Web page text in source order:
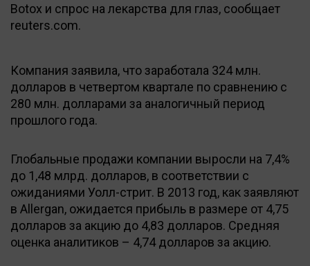
Botox и спрос на лекарства для глаз, сообщает
reuters.com.
Компания заявила, что заработала 324 млн.
долларов в четвертом квартале по сравнению с
280 млн. долларами за аналогичный период
прошлого года.
Глобальные продажи компании выросли на 7,4%
до 1,48 млрд. долларов, в соответствии с
ожиданиями Уолл-стрит. В 2013 год, как заявляют
в Allergan, ожидается прибыль в размере от 4,75
долларов за акцию до 4,83 долларов. Средняя
оценка аналитиков – 4,74 долларов за акцию.